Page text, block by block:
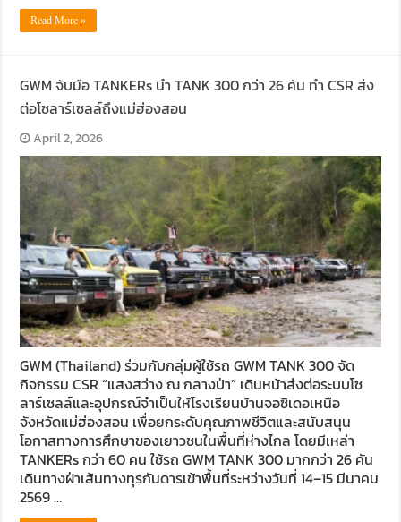
Read More »
GWM จับมือ TANKERs นำ TANK 300 กว่า 26 คัน ทำ CSR ส่ง
ต่อโซลาร์เซลล์ถึงแม่ฮ่องสอน
April 2, 2026
GWM (Thailand) ร่วมกับกลุ่มผู้ใช้รถ GWM TANK 300 จัด
กิจกรรม CSR “แสงสว่าง ณ กลางป่า” เดินหน้าส่งต่อระบบโซ
ลาร์เซลล์และอุปกรณ์จำเป็นให้โรงเรียนบ้านจอซิเดอเหนือ
จังหวัดแม่ฮ่องสอน เพื่อยกระดับคุณภาพชีวิตและสนับสนุน
โอกาสทางการศึกษาของเยาวชนในพื้นที่ห่างไกล โดยมีเหล่า
TANKERs กว่า 60 คน ใช้รถ GWM TANK 300 มากกว่า 26 คัน
เดินทางฝ่าเส้นทางทุรกันดารเข้าพื้นที่ระหว่างวันที่ 14–15 มีนาคม
2569 …